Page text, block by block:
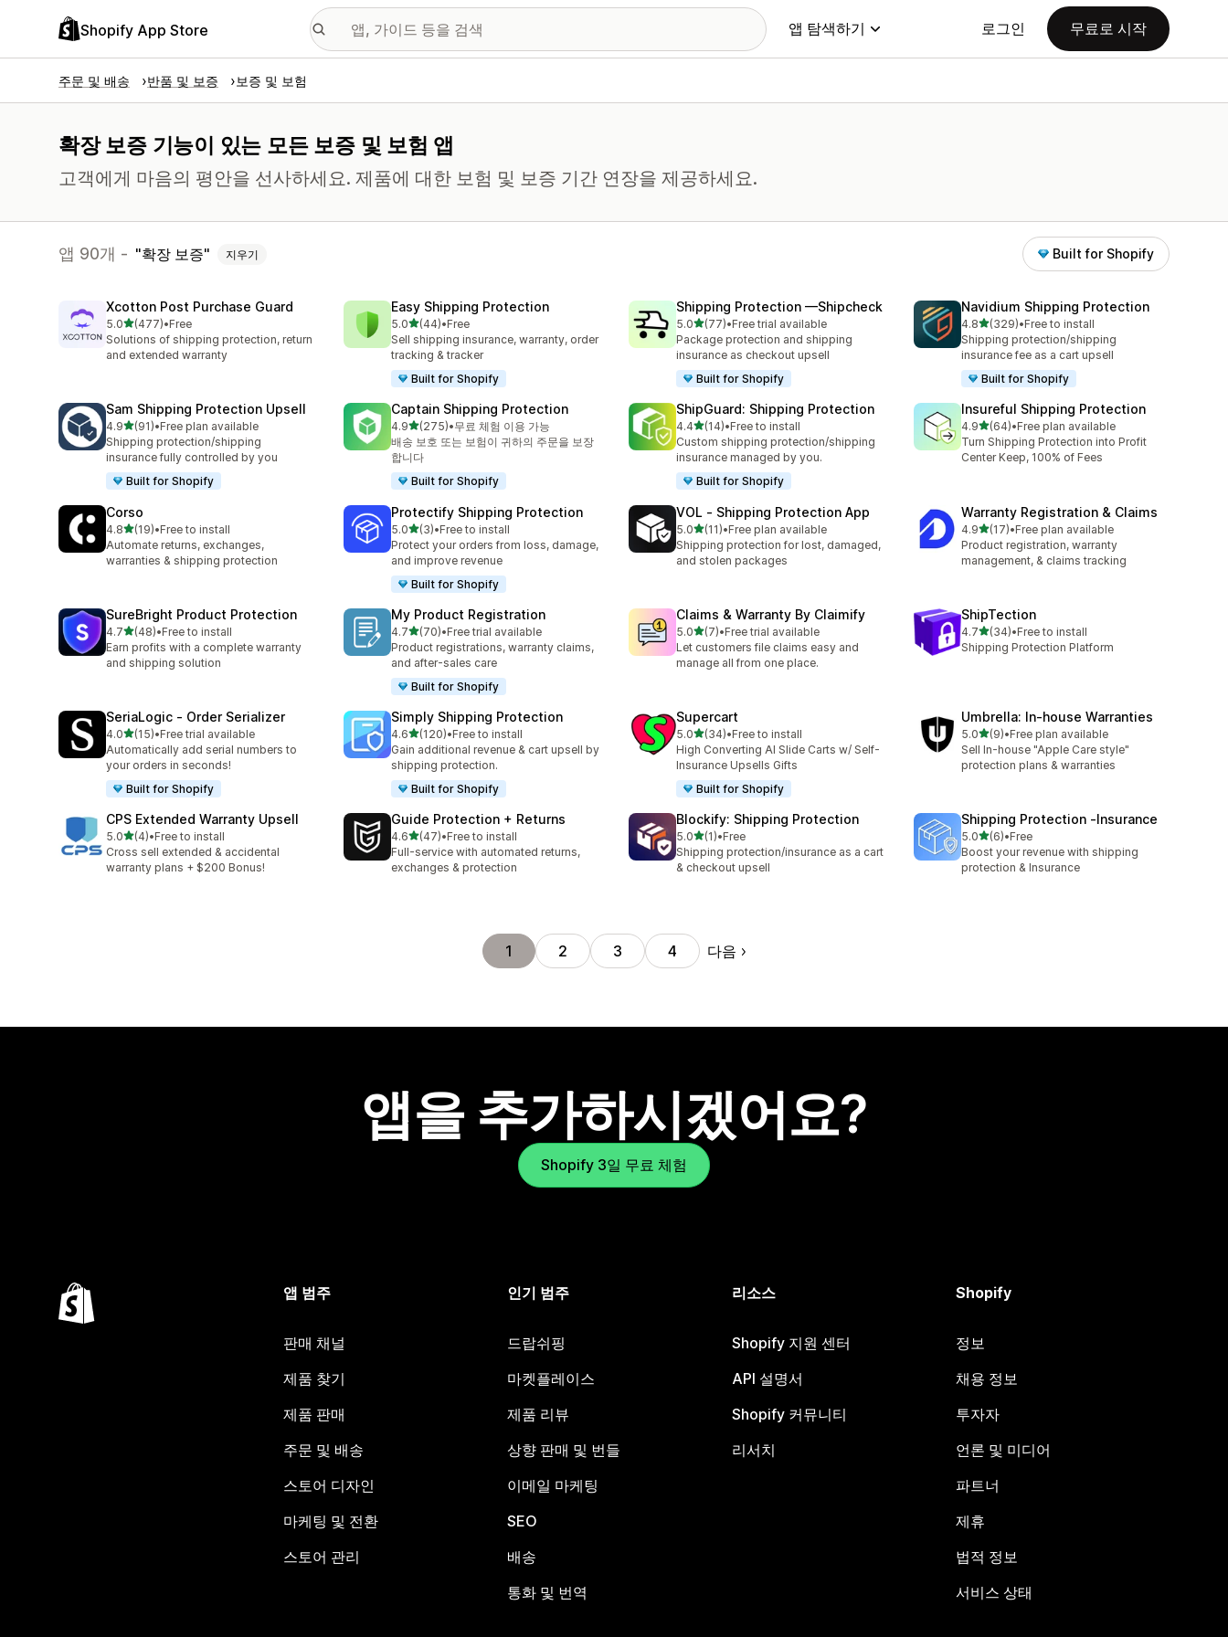
Shopify App Store 앱 탐색하기 로그인 무료로 시작
주문 및 배송 반품 및 보증 보증 및 보험
확장 보증 기능이 있는 모든 보증 및 보험 앱
고객에게 마음의 평안을 선사하세요. 제품에 대한 보험 및 보증 기간 연장을 제공하세요.
앱 90개 - 확장 보증 지우기 Built for Shopify
Xcotton Post Purchase Guard
5.0별 5개 중
(477)
총 리뷰 477개
•Free
Solutions of shipping protection, return
and extended warranty
Easy Shipping Protection
5.0별 5개 중
(44)
총 리뷰 44개
•Free
Sell shipping insurance, warranty, order
tracking & tracker
Built for Shopify
Shipping Protection —Shipcheck
5.0별 5개 중
(77)
총 리뷰 77개
•Free trial available
Package protection and shipping
insurance as checkout upsell
Built for Shopify
Navidium Shipping Protection
4.8별 5개 중
(329)
총 리뷰 329개
•Free to install
Shipping protection/shipping
insurance fee as a cart upsell
Built for Shopify
Sam Shipping Protection Upsell
4.9별 5개 중
(91)
총 리뷰 91개
•Free plan available
Shipping protection/shipping
insurance fully controlled by you
Built for Shopify
Captain Shipping Protection
4.9별 5개 중
(275)
총 리뷰 275개
•무료 체험 이용 가능
배송 보호 또는 보험이 귀하의 주문을 보장
합니다
Built for Shopify
ShipGuard: Shipping Protection
4.4별 5개 중
(14)
총 리뷰 14개
•Free to install
Custom shipping protection/shipping
insurance managed by you.
Built for Shopify
Insureful Shipping Protection
4.9별 5개 중
(64)
총 리뷰 64개
•Free plan available
Turn Shipping Protection into Profit
Center Keep, 100% of Fees
Corso
4.8별 5개 중
(19)
총 리뷰 19개
•Free to install
Automate returns, exchanges,
warranties & shipping protection
Protectify Shipping Protection
5.0별 5개 중
(3)
총 리뷰 3개
•Free to install
Protect your orders from loss, damage,
and improve revenue
Built for Shopify
VOL ‑ Shipping Protection App
5.0별 5개 중
(11)
총 리뷰 11개
•Free plan available
Shipping protection for lost, damaged,
and stolen packages
Warranty Registration & Claims
4.9별 5개 중
(17)
총 리뷰 17개
•Free plan available
Product registration, warranty
management, & claims tracking
SureBright Product Protection
4.7별 5개 중
(48)
총 리뷰 48개
•Free to install
Earn profits with a complete warranty
and shipping solution
My Product Registration
4.7별 5개 중
(70)
총 리뷰 70개
•Free trial available
Product registrations, warranty claims,
and after-sales care
Built for Shopify
Claims & Warranty By Claimify
5.0별 5개 중
(7)
총 리뷰 7개
•Free trial available
Let customers file claims easy and
manage all from one place.
ShipTection
4.7별 5개 중
(34)
총 리뷰 34개
•Free to install
Shipping Protection Platform
SeriaLogic ‑ Order Serializer
4.0별 5개 중
(15)
총 리뷰 15개
•Free trial available
Automatically add serial numbers to
your orders in seconds!
Built for Shopify
Simply Shipping Protection
4.6별 5개 중
(120)
총 리뷰 120개
•Free to install
Gain additional revenue & cart upsell by
shipping protection.
Built for Shopify
Supercart
5.0별 5개 중
(34)
총 리뷰 34개
•Free to install
High Converting AI Slide Carts w/ Self-
Insurance Upsells Gifts
Built for Shopify
Umbrella: In‑house Warranties
5.0별 5개 중
(9)
총 리뷰 9개
•Free plan available
Sell In-house "Apple Care style"
protection plans & warranties
CPS Extended Warranty Upsell
5.0별 5개 중
(4)
총 리뷰 4개
•Free to install
Cross sell extended & accidental
warranty plans + $200 Bonus!
Guide Protection + Returns
4.6별 5개 중
(47)
총 리뷰 47개
•Free to install
Full-service with automated returns,
exchanges & protection
Blockify: Shipping Protection
5.0별 5개 중
(1)
총 리뷰 1개
•Free
Shipping protection/insurance as a cart
& checkout upsell
Shipping Protection ‑Insurance
5.0별 5개 중
(6)
총 리뷰 6개
•Free
Boost your revenue with shipping
protection & Insurance
1 2 3 4 다음
앱을 추가하시겠어요?
Shopify 3일 무료 체험
앱 범주
판매 채널
제품 찾기
제품 판매
주문 및 배송
스토어 디자인
마케팅 및 전환
스토어 관리
인기 범주
드랍쉬핑
마켓플레이스
제품 리뷰
상향 판매 및 번들
이메일 마케팅
SEO
배송
통화 및 번역
리소스
Shopify 지원 센터
API 설명서
Shopify 커뮤니티
리서치
Shopify
정보
채용 정보
투자자
언론 및 미디어
파트너
제휴
법적 정보
서비스 상태